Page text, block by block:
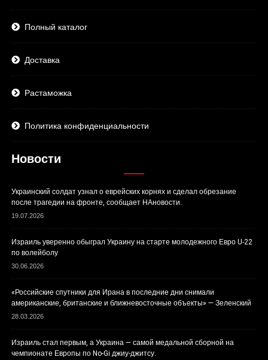
Полный каталог
Доставка
Растаможка
Политика конфиденциальности
Новости
Украинский солдат узнал о еврейских корнях и сделал обрезание
после трагедии на фронте, сообщает НАновости.
19.07.2026
Израиль уверенно обыграл Украину на старте молодежного Евро U-22
по волейболу
30.06.2026
«Российские спутники для Ирана в последние дни снимали
американские, британские и ближневосточные объекты» — Зеленский
28.03.2026
Израиль стал первым, а Украина — самой медальной сборной на
чемпионате Европы по No-Gi джиу-джитсу.